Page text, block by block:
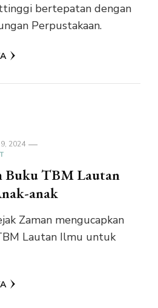
bertepatan dengan
Perpustakaan.
2024
Buku TBM Lautan
anak
Zaman mengucapkan
Lautan Ilmu untuk